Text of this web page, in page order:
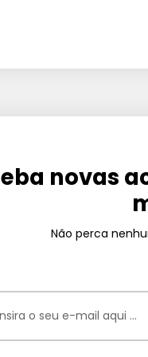
novas
Não perca